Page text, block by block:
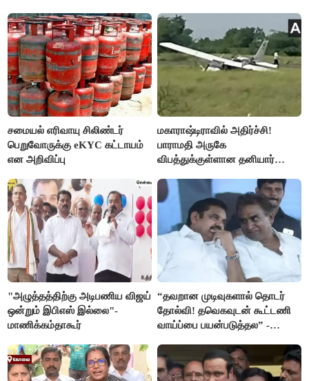
சமையல் எரிவாயு சிலிண்டர்
பெறுவோருக்கு eKYC கட்டாயம்
என அறிவிப்பு
மகாராஷ்டிராவில் அதிர்ச்சி!
பாராமதி அருகே
விபத்துக்குள்ளான தனியார்
"அழுத்தத்திற்கு அடிபணிய விஜய்
ஒன்றும் இபிஎஸ் இல்லை"-
மாணிக்கம்தாகூர்
“தவறான முடிவுகளால் தொடர்
தோல்வி! தவெகவுடன் கூட்டணி
வாய்ப்பை பயன்படுத்தல” -